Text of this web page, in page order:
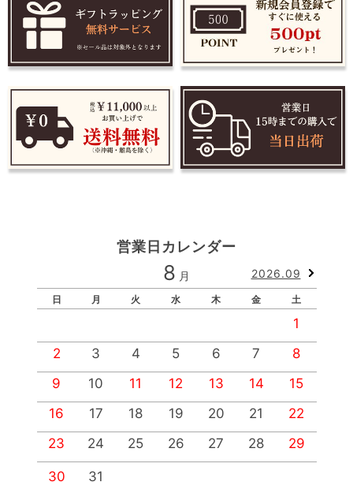
営業日カレンダー
8 月 2026.09
日 月 火 水 木 金 土
1
2
3 4 5 6 7
8
9
10 11 12 13 14
15
16
17 18 19 20 21
22
23
24 25 26 27 28 29
30 31